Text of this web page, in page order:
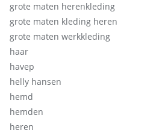
grote maten herenkleding
grote maten kleding heren
grote maten werkkleding
haar
havep
helly hansen
hemd
hemden
heren